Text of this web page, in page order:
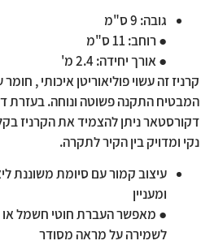
גובה: 9 ס"מ
● רוחב: 11 ס"מ
● אורך יחידה: 2.4 מ'
קרניז זה עשוי פוליאוריטן איכותי ,
המבטיח התקנה פשוטה ונוחה. בעזרת
דקורסטאר ניתן להצמיד את הקרניז
נקי ומדויק בין הקיר לתקרה.
עיצוב קמור עם סיומת משוננת
ומעניין
● מאפשר העברת חוטי חשמל או
לשמירה על מראה מסודר